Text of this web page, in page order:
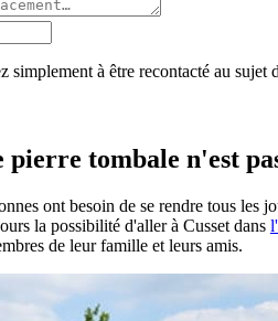
à être recontacté au sujet
tombale n'est
ont besoin de se rendre tous
la possibilité d'aller à Cusset dans
de leur famille et leurs amis.